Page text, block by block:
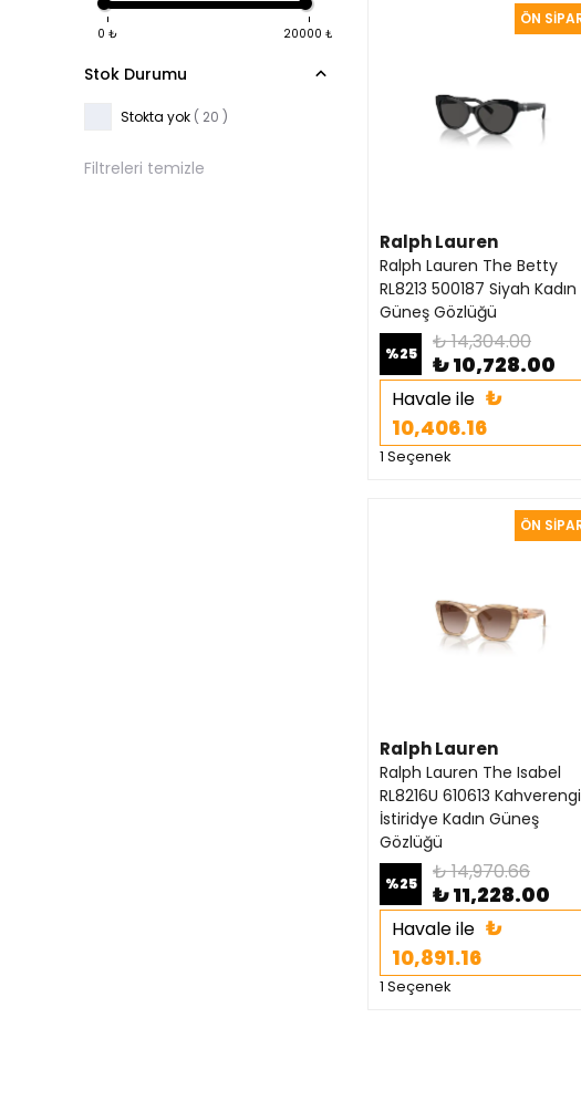
0 ₺ 20000 ₺
Stok Durumu
Stokta yok ( 20 )
Filtreleri temizle
Ralph Lauren
Ralph Lauren The Betty
RL8213 500187 Siyah Kadın
Güneş Gözlüğü
%25 ₺ 14,304.00
₺ 10,728.00
Havale ile ₺
10,406.16
1 Seçenek
Ralph Lauren
Ralph Lauren The Isabel
RL8216U 610613 Kahverengi
İstiridye Kadın Güneş
Gözlüğü
%25 ₺ 14,970.66
₺ 11,228.00
Havale ile ₺
10,891.16
1 Seçenek